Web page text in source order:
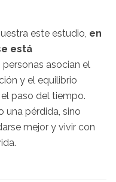
este estudio, en
está
personas asocian el
y el equilibrio
paso del tiempo.
una pérdida, sino
mejor y vivir con